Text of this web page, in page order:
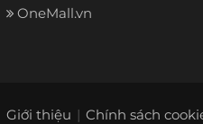
OneMall.vn
Giới thiệu Chính sách